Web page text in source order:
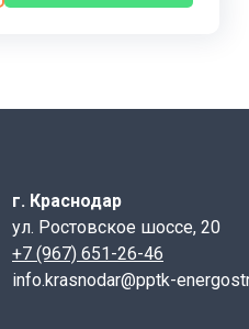
мм.
г. Краснодар
ул. Ростовское шоссе, 20
+7 (967) 651-26-46
info.krasnodar@pptk-